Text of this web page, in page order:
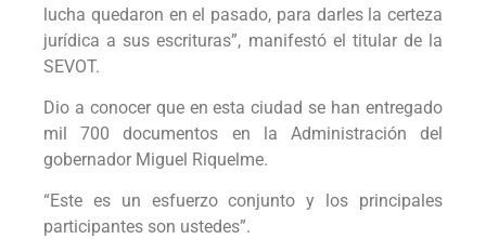
lucha quedaron en el pasado, para darles la certeza
jurídica a sus escrituras”, manifestó el titular de la
SEVOT.
Dio a conocer que en esta ciudad se han entregado
mil 700 documentos en la Administración del
gobernador Miguel Riquelme.
“Este es un esfuerzo conjunto y los principales
participantes son ustedes”.